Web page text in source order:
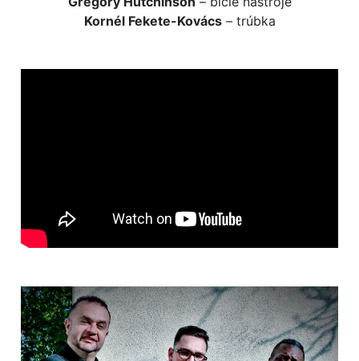
Kornél Fekete-Kovács– trúbka